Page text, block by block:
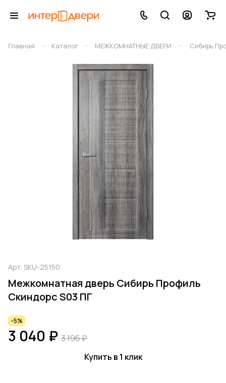
Главная – Каталог – МЕЖКОМНАТНЫЕ ДВЕРИ – Сибирь
Арт. SKU-25150
Межкомнатная дверь Сибирь Профиль
Скиндорс S03 ПГ
-5%
3 040 ₽ 3 196 ₽
Купить в 1 клик